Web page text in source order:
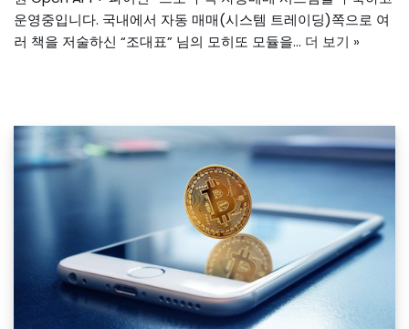
운영중입니다. 국내에서 자동 매매(시스템 트레이딩)쪽으로 여
러 책을 저술하신 “조대표” 님의 모히또 모듈을… 더 보기 »